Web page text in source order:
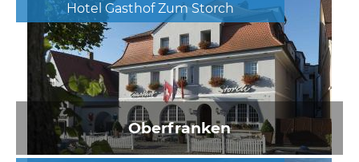
Hotel Gasthof Zum Storch
Oberfranken